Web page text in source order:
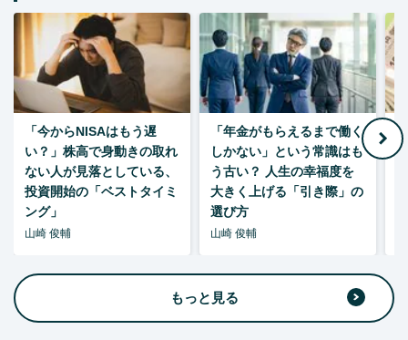
「今からNISAはもう遅
い？」株高で身動きの取れ
ない人が見落としている、
投資開始の「ベストタイミ
ング」
山崎 俊輔
「年金がもらえるまで働く
しかない」という常識はも
う古い？ 人生の幸福度を
大きく上げる「引き際」の
選び方
山崎 俊輔
もっと見る